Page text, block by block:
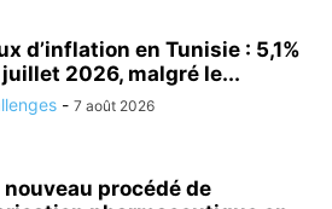
d’inflation en Tunisie : 5,1%
2026, malgré le...
- 7 août 2026
nouveau procédé de